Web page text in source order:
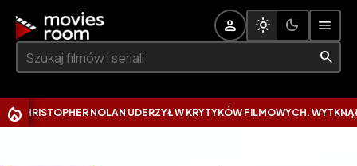
Szukaj:
NOLAN UDERZYŁ W KRYTYKÓW FILMOWYCH. WYTKNĄŁ IM